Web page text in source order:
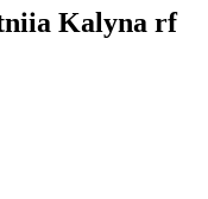
Kalyna rf